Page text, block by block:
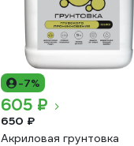
-7%
605 ₽
650 ₽
Акриловая грунтовка